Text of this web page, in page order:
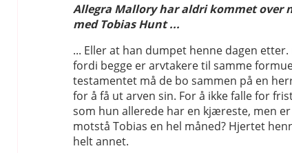
Allegra Mallory har aldri kommet over
med Tobias Hunt ...
... Eller at han dumpet henne dagen etter.
fordi begge er arvtakere til samme
testamentet må de bo sammen på en
for å få ut arven sin. For å ikke falle for
som hun allerede har en kjæreste, men
motstå Tobias en hel måned? Hjertet
helt annet.